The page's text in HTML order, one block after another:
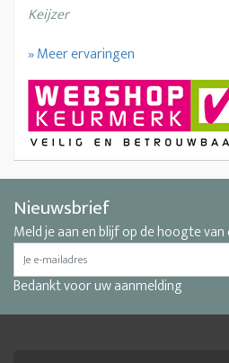
Keijzer
» Meer ervaringen
Nieuwsbrief
Meld je aan en blijf op de hoogte
Bedankt voor uw aanmelding